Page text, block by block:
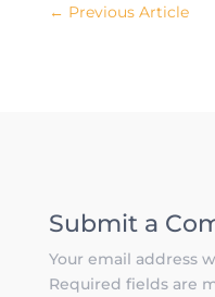
← Previous Article
Submit a
Your email address
Required fields are